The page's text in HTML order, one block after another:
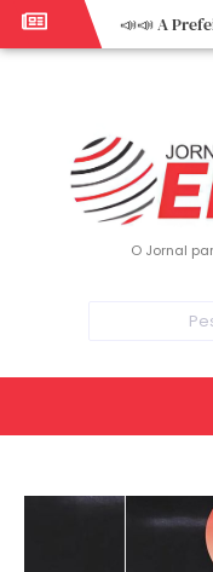
O Jornal